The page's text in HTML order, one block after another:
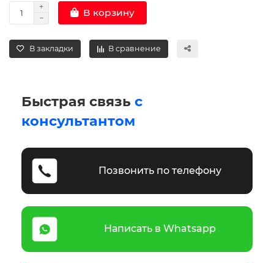
В корзину
В закладки В сравнение
Быстрая связь с
консультантом
Позвонить по телефону
Написать в Whatsapp